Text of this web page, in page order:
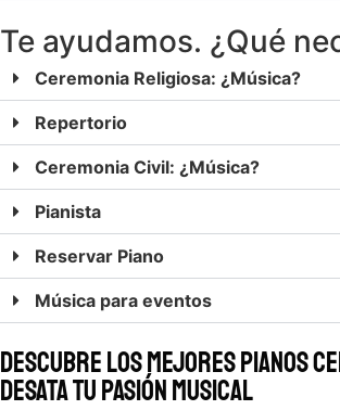
Te ayudamos. ¿Qué
Ceremonia Religiosa: ¿Música?
Repertorio
Ceremonia Civil: ¿Música?
Pianista
Reservar Piano
Música para eventos
Descubre los mejores pianos
desata tu pasión musical